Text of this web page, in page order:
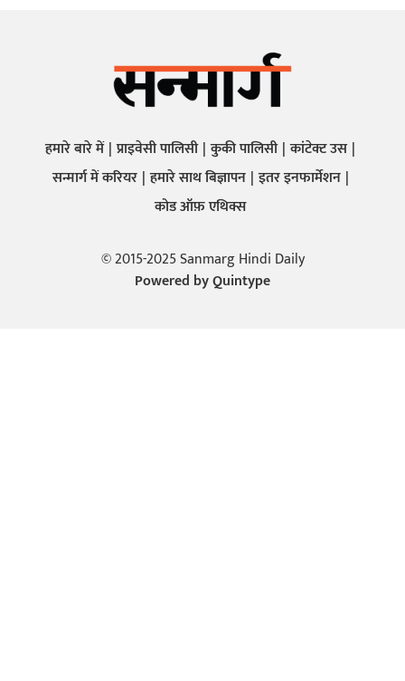
हमारे बारे में प्राइवेसी पालिसी कुकी पालिसी कांटेक्ट उस
सन्मार्ग में करियर हमारे साथ बिज्ञापन इतर इनफार्मेशन
कोड ऑफ़ एथिक्स
© 2015-2025 Sanmarg Hindi Daily
Powered byQuintype